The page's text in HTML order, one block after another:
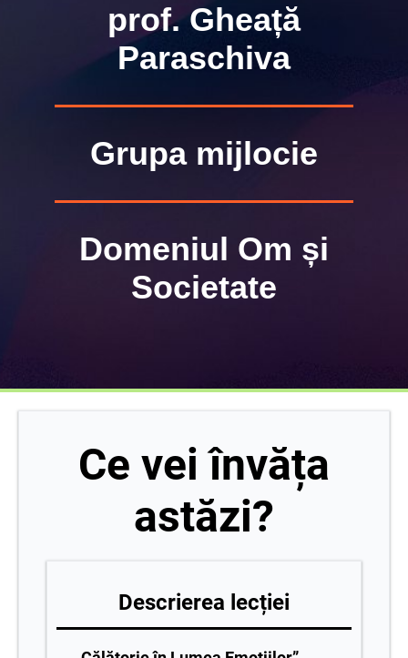
prof. Gheață
Paraschiva
Grupa mijlocie
Domeniul Om și
Societate
Ce vei învăța
astăzi?
Descrierea lecției